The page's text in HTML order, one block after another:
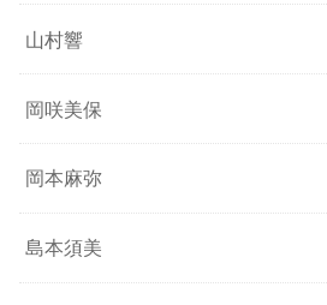
山村響
岡咲美保
岡本麻弥
島本須美